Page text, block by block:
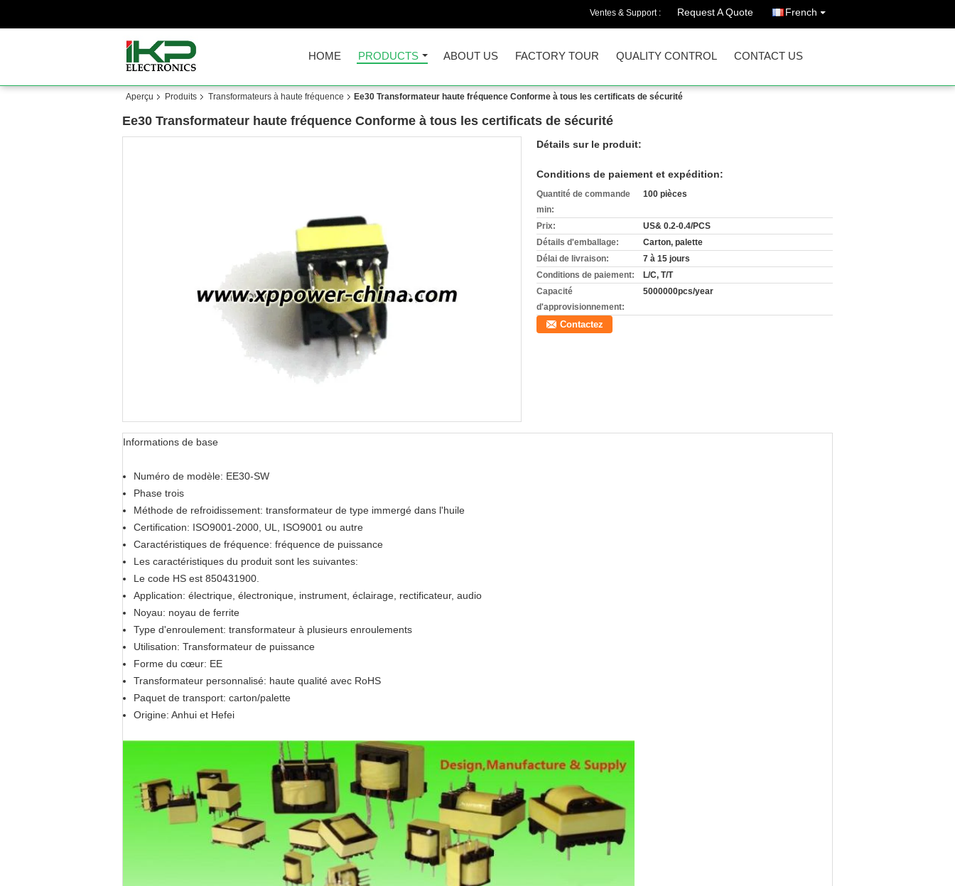
Ventes & Support : Request A Quote French
HOME PRODUCTS ABOUT US FACTORY TOUR QUALITY CONTROL CONTACT US
Aperçu Produits Transformateurs à haute fréquence Ee30 Transformateur haute fréquence Conforme à tous les certificats de sécurité
Ee30 Transformateur haute fréquence Conforme à tous les certificats de sécurité
Détails sur le produit:
Conditions de paiement et expédition:
Quantité de commande
min:
100 pièces
Prix:
US& 0.2-0.4/PCS
Détails d'emballage:
Carton, palette
Délai de livraison:
7 à 15 jours
Conditions de paiement:
L/C, T/T
Capacité
d'approvisionnement:
5000000pcs/year
Contactez
Informations de base
Numéro de modèle: EE30-SW
Phase trois
Méthode de refroidissement: transformateur de type immergé dans l'huile
Certification: ISO9001-2000, UL, ISO9001 ou autre
Caractéristiques de fréquence: fréquence de puissance
Les caractéristiques du produit sont les suivantes:
Le code HS est 850431900.
Application: électrique, électronique, instrument, éclairage, rectificateur, audio
Noyau: noyau de ferrite
Type d'enroulement: transformateur à plusieurs enroulements
Utilisation: Transformateur de puissance
Forme du cœur: EE
Transformateur personnalisé: haute qualité avec RoHS
Paquet de transport: carton/palette
Origine: Anhui et Hefei